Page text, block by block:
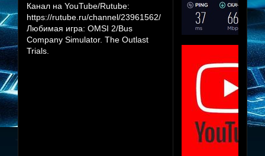
Канал на YouTube/Rutube:
https://rutube.ru/channel/23961562/
Любимая игра: OMSI 2/Bus
Company Simulator. The Outlast
Trials.